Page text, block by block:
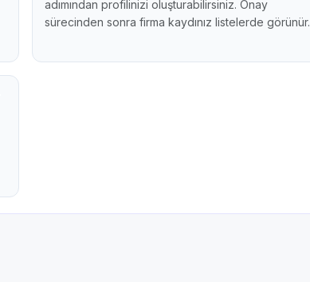
adımından profilinizi oluşturabilirsiniz. Onay
sürecinden sonra firma kaydınız listelerde görünür.